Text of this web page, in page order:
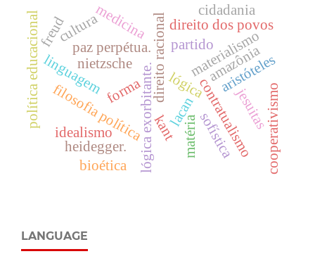
lógica
lógica exorbitante.kant
direito racional
filosofia política
direito dos povos
contratualismo
paz perpétua.
idealismo
materialismo
forma
matéria
linguagem aristóteles
sofística
heidegger.
cultura
nietzsche
jesuitas
política educacional cooperativismo
bioética
cidadania
medicina
partido
freud
lacan
amazônia
LANGUAGE